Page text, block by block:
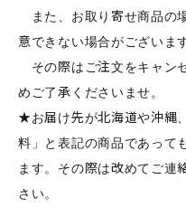
また、お取り寄せ商品の
意できない場合がございま
その際はご注文をキャン
めご了承くださいませ。
★お届け先が北海道や沖縄
料」と表記の商品であって
ます。その際は改めてご連
さい。